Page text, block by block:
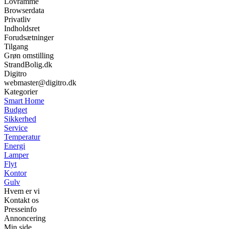
Browserdata
Privatliv
Indholdsret
Forudsætninger
Tilgang
Grøn omstilling
StrandBolig.dk
Digitro
webmaster@digitro.dk
Kategorier
Smart Home
Budget
Sikkerhed
Service
Temperatur
Energi
Lamper
Flyt
Kontor
Gulv
Hvem er vi
Kontakt os
Presseinfo
Annoncering
Min side